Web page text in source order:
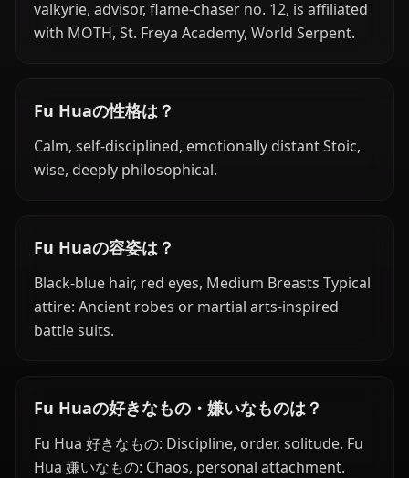
valkyrie, advisor, flame-chaser no. 12, is affiliated
with MOTH, St. Freya Academy, World Serpent.
Fu Huaの性格は？
Calm, self-disciplined, emotionally distant Stoic,
wise, deeply philosophical.
Fu Huaの容姿は？
Black-blue hair, red eyes, Medium Breasts Typical
attire: Ancient robes or martial arts-inspired
battle suits.
Fu Huaの好きなもの・嫌いなものは？
Fu Hua 好きなもの: Discipline, order, solitude. Fu
Hua 嫌いなもの: Chaos, personal attachment.